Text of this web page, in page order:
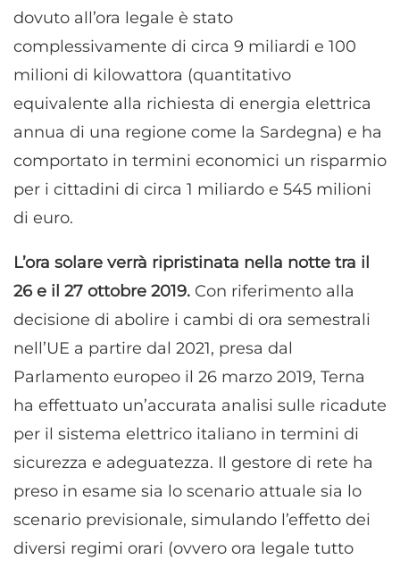
dovuto all’ora legale è stato
complessivamente di circa 9 miliardi e 100
milioni di kilowattora (quantitativo
equivalente alla richiesta di energia elettrica
annua di una regione come la Sardegna) e ha
comportato in termini economici un risparmio
per i cittadini di circa 1 miliardo e 545 milioni
di euro.
L’ora solare verrà ripristinata nella notte tra il
26 e il 27 ottobre 2019. Con riferimento alla
decisione di abolire i cambi di ora semestrali
nell’UE a partire dal 2021, presa dal
Parlamento europeo il 26 marzo 2019, Terna
ha effettuato un’accurata analisi sulle ricadute
per il sistema elettrico italiano in termini di
sicurezza e adeguatezza. Il gestore di rete ha
preso in esame sia lo scenario attuale sia lo
scenario previsionale, simulando l’effetto dei
diversi regimi orari (ovvero ora legale tutto